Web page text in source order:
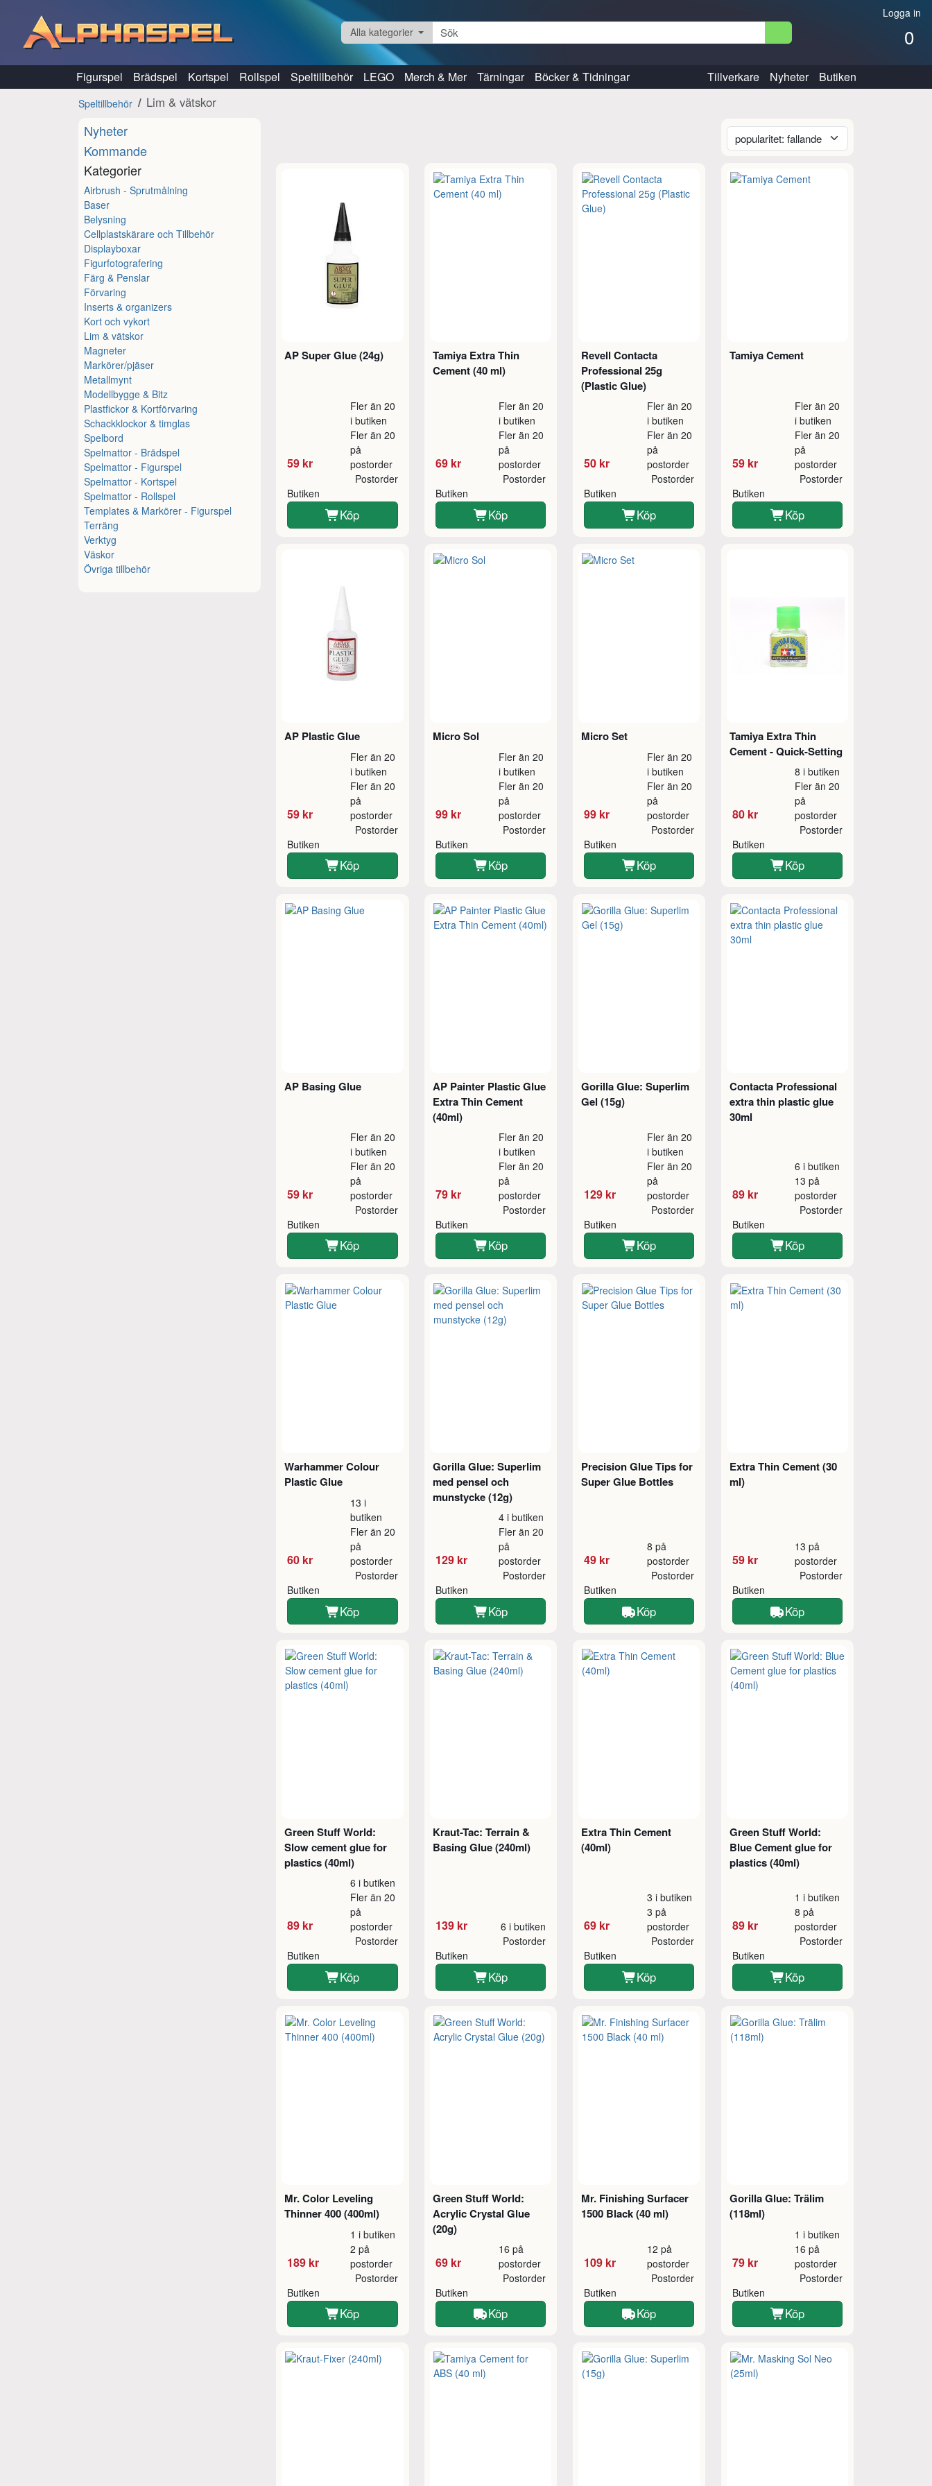
Logga in
0
Alla kategorier
Figurspel Brädspel Kortspel Rollspel Speltillbehör LEGO Merch & Mer Tärningar Böcker & Tidningar Tillverkare Nyheter Butiken
Speltillbehör Lim & vätskor
Nyheter
Kommande
Kategorier
Airbrush - Sprutmålning
Baser
Belysning
Cellplastskärare och Tillbehör
Displayboxar
Figurfotografering
Färg & Penslar
Förvaring
Inserts & organizers
Kort och vykort
Lim & vätskor
Magneter
Markörer/pjäser
Metallmynt
Modellbygge & Bitz
Plastfickor & Kortförvaring
Schackklockor & timglas
Spelbord
Spelmattor - Brädspel
Spelmattor - Figurspel
Spelmattor - Kortspel
Spelmattor - Rollspel
Templates & Markörer - Figurspel
Terräng
Verktyg
Väskor
Övriga tillbehör
AP Super Glue (24g)
59 kr
Fler än 20
i butiken
Fler än 20
på
postorder
Butiken
Postorder
Köp
Tamiya Extra Thin
Cement (40 ml)
69 kr
Fler än 20
i butiken
Fler än 20
på
postorder
Butiken
Postorder
Köp
Revell Contacta
Professional 25g
(Plastic Glue)
50 kr
Fler än 20
i butiken
Fler än 20
på
postorder
Butiken
Postorder
Köp
Tamiya Cement
59 kr
Fler än 20
i butiken
Fler än 20
på
postorder
Butiken
Postorder
Köp
AP Plastic Glue
59 kr
Fler än 20
i butiken
Fler än 20
på
postorder
Butiken
Postorder
Köp
Micro Sol
99 kr
Fler än 20
i butiken
Fler än 20
på
postorder
Butiken
Postorder
Köp
Micro Set
99 kr
Fler än 20
i butiken
Fler än 20
på
postorder
Butiken
Postorder
Köp
Tamiya Extra Thin
Cement - Quick-Setting
80 kr
8 i butiken
Fler än 20
på
postorder
Butiken
Postorder
Köp
AP Basing Glue
59 kr
Fler än 20
i butiken
Fler än 20
på
postorder
Butiken
Postorder
Köp
AP Painter Plastic Glue
Extra Thin Cement
(40ml)
79 kr
Fler än 20
i butiken
Fler än 20
på
postorder
Butiken
Postorder
Köp
Gorilla Glue: Superlim
Gel (15g)
129 kr
Fler än 20
i butiken
Fler än 20
på
postorder
Butiken
Postorder
Köp
Contacta Professional
extra thin plastic glue
30ml
89 kr
6 i butiken
13 på
postorder
Butiken
Postorder
Köp
Warhammer Colour
Plastic Glue
60 kr
13 i
butiken
Fler än 20
på
postorder
Butiken
Postorder
Köp
Gorilla Glue: Superlim
med pensel och
munstycke (12g)
129 kr
4 i butiken
Fler än 20
på
postorder
Butiken
Postorder
Köp
Precision Glue Tips for
Super Glue Bottles
49 kr
8 på
postorder
Butiken
Postorder
Köp
Extra Thin Cement (30
ml)
59 kr
13 på
postorder
Butiken
Postorder
Köp
Green Stuff World:
Slow cement glue for
plastics (40ml)
89 kr
6 i butiken
Fler än 20
på
postorder
Butiken
Postorder
Köp
Kraut-Tac: Terrain &
Basing Glue (240ml)
139 kr 6 i butiken
Butiken
Postorder
Köp
Extra Thin Cement
(40ml)
69 kr
3 i butiken
3 på
postorder
Butiken
Postorder
Köp
Green Stuff World:
Blue Cement glue for
plastics (40ml)
89 kr
1 i butiken
8 på
postorder
Butiken
Postorder
Köp
Mr. Color Leveling
Thinner 400 (400ml)
189 kr
1 i butiken
2 på
postorder
Butiken
Postorder
Köp
Green Stuff World:
Acrylic Crystal Glue
(20g)
69 kr
16 på
postorder
Butiken
Postorder
Köp
Mr. Finishing Surfacer
1500 Black (40 ml)
109 kr
12 på
postorder
Butiken
Postorder
Köp
Gorilla Glue: Trälim
(118ml)
79 kr
1 i butiken
16 på
postorder
Butiken
Postorder
Köp